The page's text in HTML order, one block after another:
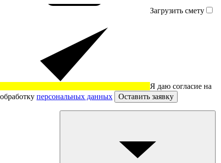
Загрузить смету
Я даю согласие на
обработку персональных данных Оставить заявку